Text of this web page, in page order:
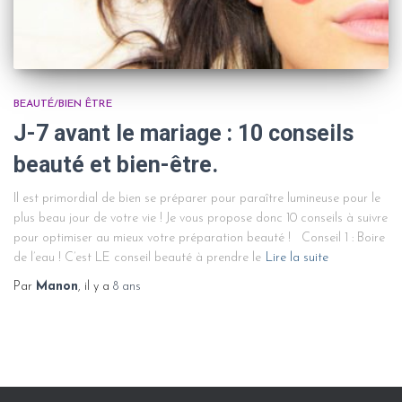
BEAUTÉ/BIEN ÊTRE
J-7 avant le mariage : 10 conseils
beauté et bien-être.
Il est primordial de bien se préparer pour paraître lumineuse pour le
plus beau jour de votre vie ! Je vous propose donc 10 conseils à suivre
pour optimiser au mieux votre préparation beauté ! Conseil 1 : Boire
de l’eau ! C’est LE conseil beauté à prendre le Lire la suite
Par Manon, il y a 8 ans